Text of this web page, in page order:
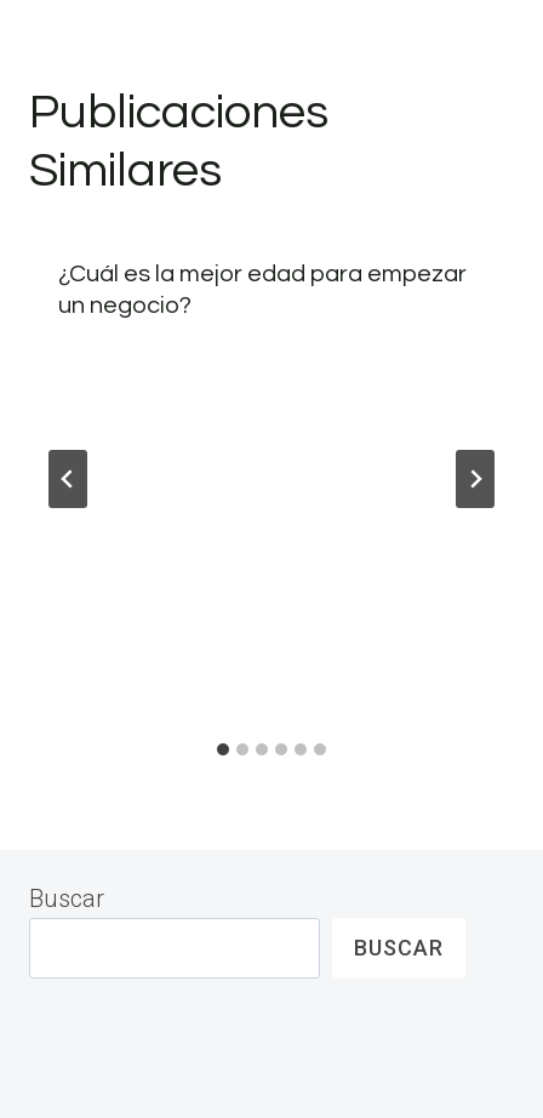
Publicaciones
Similares
¿Cuál es la mejor edad para empezar
un negocio?
Buscar
BUSCAR